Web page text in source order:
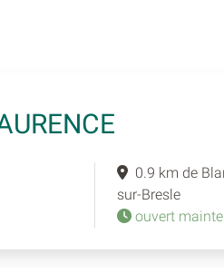
0.9 km de
sur-Bresle
ouvert